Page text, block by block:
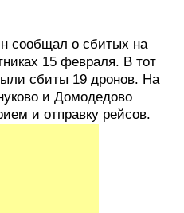
сообщал о сбитых на
15 февраля. В тот
сбиты 19 дронов. На
и Домодедово
и отправку рейсов.